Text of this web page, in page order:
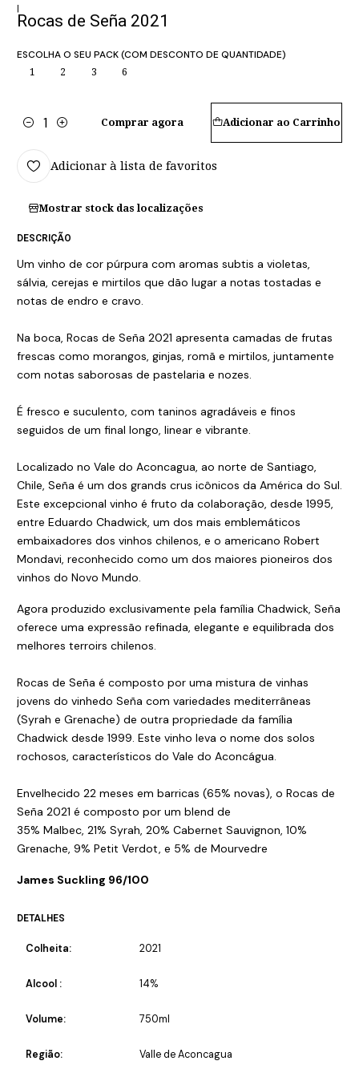
|
Rocas de Seña 2021
ESCOLHA O SEU PACK (COM DESCONTO DE QUANTIDADE)
1 2 3 6
Quantidade
Adicionar ao Carrinho
Comprar agora
Adicionar à lista de favoritos
Mostrar stock das localizações
DESCRIÇÃO
Um vinho de cor púrpura com aromas subtis a violetas,
sálvia, cerejas e mirtilos que dão lugar a notas tostadas e
notas de endro e cravo.
Na boca, Rocas de Seña 2021 apresenta camadas de frutas
frescas como morangos, ginjas, romã e mirtilos, juntamente
com notas saborosas de pastelaria e nozes.
É fresco e suculento, com taninos agradáveis e finos
seguidos de um final longo, linear e vibrante.
Localizado no Vale do Aconcagua, ao norte de Santiago,
Chile, Seña é um dos grands crus icônicos da América do Sul.
Este excepcional vinho é fruto da colaboração, desde 1995,
entre Eduardo Chadwick, um dos mais emblemáticos
embaixadores dos vinhos chilenos, e o americano Robert
Mondavi, reconhecido como um dos maiores pioneiros dos
vinhos do Novo Mundo.
Agora produzido exclusivamente pela família Chadwick, Seña
oferece uma expressão refinada, elegante e equilibrada dos
melhores terroirs chilenos.
Rocas de Seña é composto por uma mistura de vinhas
jovens do vinhedo Seña com variedades mediterrâneas
(Syrah e Grenache) de outra propriedade da família
Chadwick desde 1999. Este vinho leva o nome dos solos
rochosos, característicos do Vale do Aconcágua.
Envelhecido 22 meses em barricas (65% novas), o Rocas de
Seña 2021 é composto por um blend de
35% Malbec, 21% Syrah, 20% Cabernet Sauvignon, 10%
Grenache, 9% Petit Verdot, e 5% de Mourvedre
James Suckling 96/100
DETALHES
Colheita: 2021
Alcool : 14%
Volume: 750ml
Região: Valle de Aconcagua